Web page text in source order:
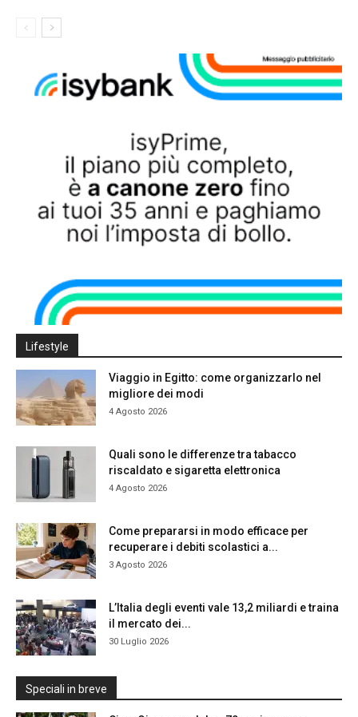
Lifestyle
Viaggio in Egitto: come organizzarlo nel
migliore dei modi
4 Agosto 2026
Quali sono le differenze tra tabacco
riscaldato e sigaretta elettronica
4 Agosto 2026
Come prepararsi in modo efficace per
recuperare i debiti scolastici a...
3 Agosto 2026
L’Italia degli eventi vale 13,2 miliardi e traina
il mercato dei...
30 Luglio 2026
Speciali in breve